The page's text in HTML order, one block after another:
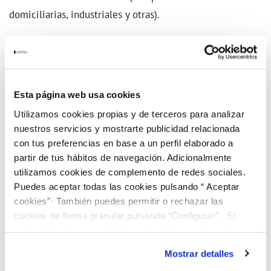
Esta página web usa cookies
Utilizamos cookies propias y de terceros para analizar
nuestros servicios y mostrarte publicidad relacionada
con tus preferencias en base a un perfil elaborado a
partir de tus hábitos de navegación. Adicionalmente
utilizamos cookies de complemento de redes sociales.
Puedes aceptar todas las cookies pulsando “ Aceptar
cookies”· También puedes permitir o rechazar las
cookies de forma granular pulsando “Configurar”. Si
son indispensables para que el sitio web funcione y que
Mostrar detalles
domiciliarias, industriales y otras).
Existen
. Respecto a los
imbornales, se dispone de3.700unidades y unos2.700
En las recientes zonas urbanizadas y obras de
remodelación integral, se están instalandoredes
separativas, siempre que existan posibles puntos de
vertido a cauce fluvial, posibilitando la separación de las
aguas industriales y domésticas de las aguas pluviales.
Todo el sistema de redes se encuentracartografiadoy
aplicación informática GIS, lo que